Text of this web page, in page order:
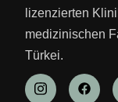
lizenzierten
medizinischen
Türkei.